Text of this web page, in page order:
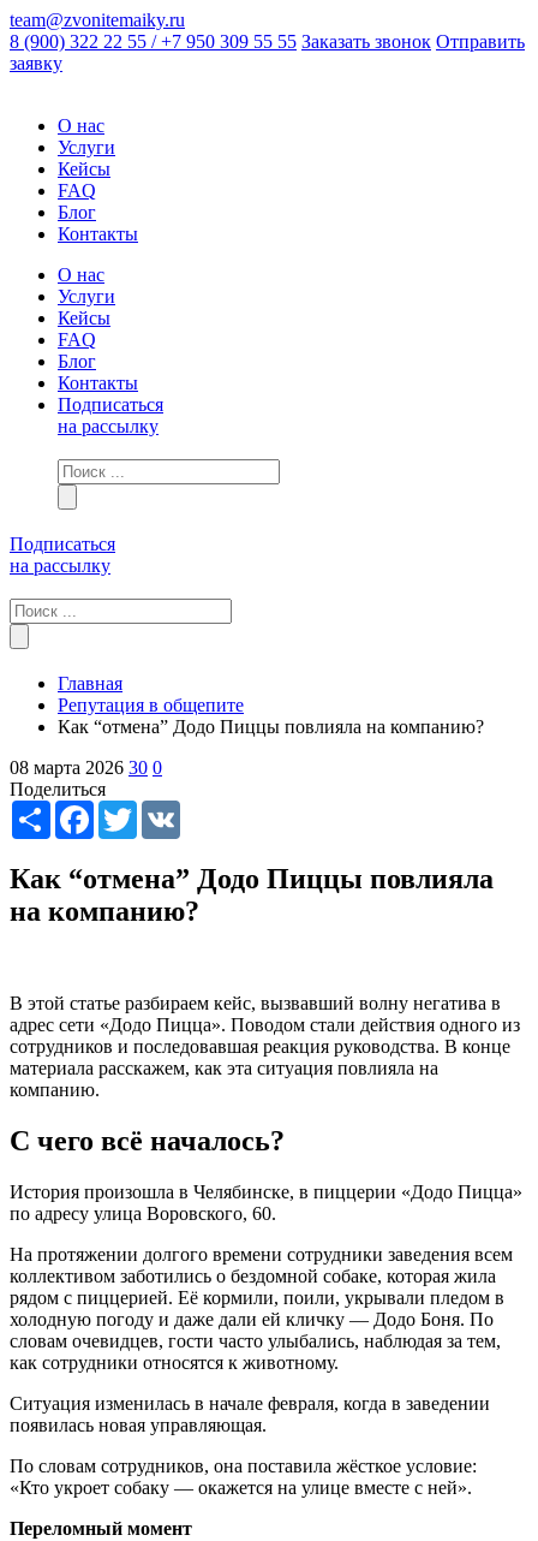
team@zvonitemaiky.ru
8 (900) 322 22 55 / +7 950 309 55 55 Заказать звонок Отправить
заявку
О нас
Услуги
Кейсы
FAQ
Блог
Контакты
О нас
Услуги
Кейсы
FAQ
Блог
Контакты
Подписаться
на рассылку
Подписаться
на рассылку
Главная
Репутация в общепите
Как “отмена” Додо Пиццы повлияла на компанию?
08 марта 2026 30 0
Поделиться
Share Facebook
Twitter
Как “отмена” Додо Пиццы повлияла
на компанию?
В этой статье разбираем кейс, вызвавший волну негатива в
адрес сети «Додо Пицца». Поводом стали действия одного из
сотрудников и последовавшая реакция руководства. В конце
материала расскажем, как эта ситуация повлияла на
компанию.
С чего всё началось?
История произошла в Челябинске, в пиццерии «Додо Пицца»
по адресу улица Воровского, 60.
На протяжении долгого времени сотрудники заведения всем
коллективом заботились о бездомной собаке, которая жила
рядом с пиццерией. Её кормили, поили, укрывали пледом в
холодную погоду и даже дали ей кличку — Додо Боня. По
словам очевидцев, гости часто улыбались, наблюдая за тем,
как сотрудники относятся к животному.
Ситуация изменилась в начале февраля, когда в заведении
появилась новая управляющая.
По словам сотрудников, она поставила жёсткое условие:
«Кто укроет собаку — окажется на улице вместе с ней».
Переломный момент